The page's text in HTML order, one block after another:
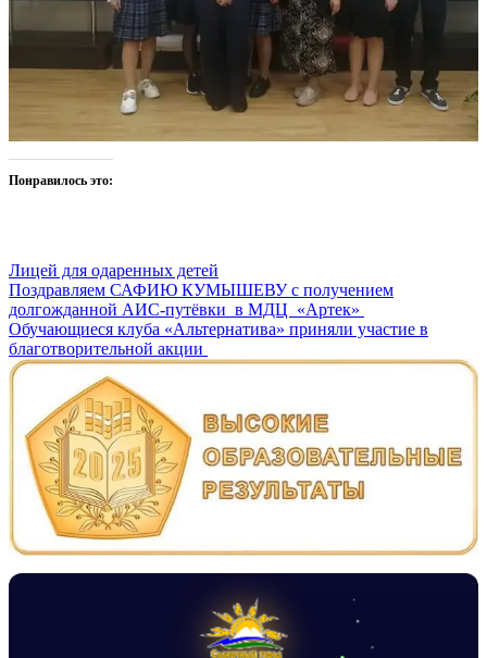
Понравилось это:
Лицей для одаренных детей
Навигация
по
записям
Поздравляем САФИЮ КУМЫШЕВУ с получением
долгожданной АИС-путёвки в МДЦ «Артек»
Обучающиеся клуба «Альтернатива» приняли участие в
благотворительной акции